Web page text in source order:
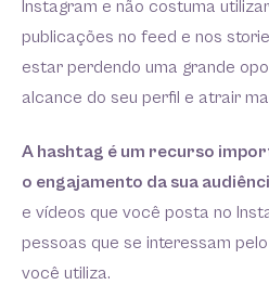
Instagram e não costuma
publicações no feed e nos
estar perdendo uma grande
alcance do seu perfil e atrair
A hashtag é um recurso
o engajamento da sua
e vídeos que você posta no
pessoas que se interessam
você utiliza.